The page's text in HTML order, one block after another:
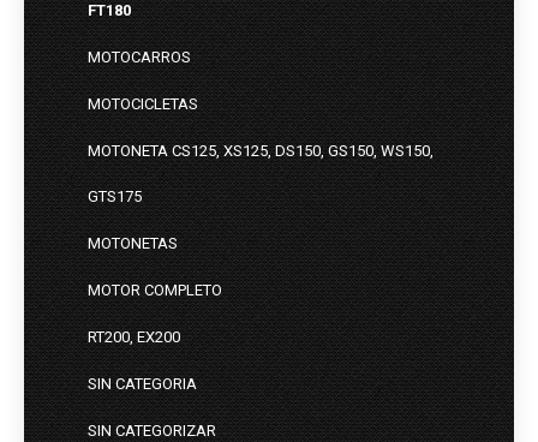
FT180
MOTOCARROS
MOTOCICLETAS
MOTONETA CS125, XS125, DS150, GS150, WS150,
GTS175
MOTONETAS
MOTOR COMPLETO
RT200, EX200
SIN CATEGORIA
SIN CATEGORIZAR